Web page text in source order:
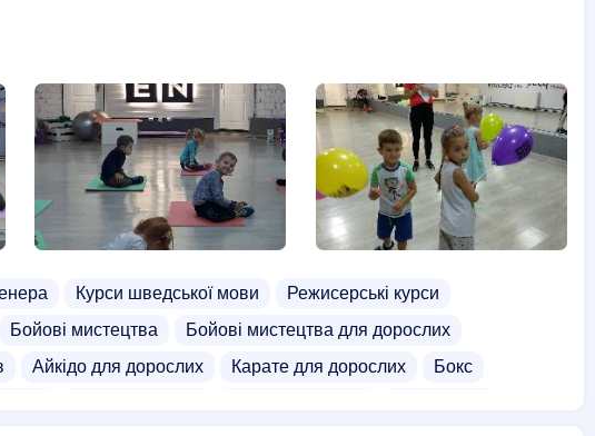
Курси шведської мови
Режисерські курси
Бойові мистецтва
Бойові мистецтва для дорослих
Айкідо для дорослих Карате для дорослих
Бокс